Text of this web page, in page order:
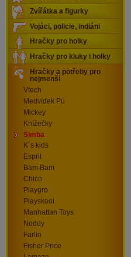
Zvířátka a figurky
Vojáci, policie, indiáni
Hračky pro holky
Hračky pro kluky i holky
Hračky a potřeby pro
nejmenší
Vtech
Medvídek Pú
Mickey
Knížečky
Simba
K´s kids
Esprit
Bam Bam
Chico
Playgro
Playskool
Manhattan Toys
Noddy
Farlin
Fisher Price